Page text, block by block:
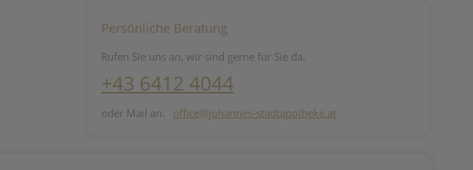
Persönliche Beratung
Rufen Sie uns an, wir sind gerne für Sie da.
+43 6412 4044
oder Mail an: office@johannes-stadtapotheke.at